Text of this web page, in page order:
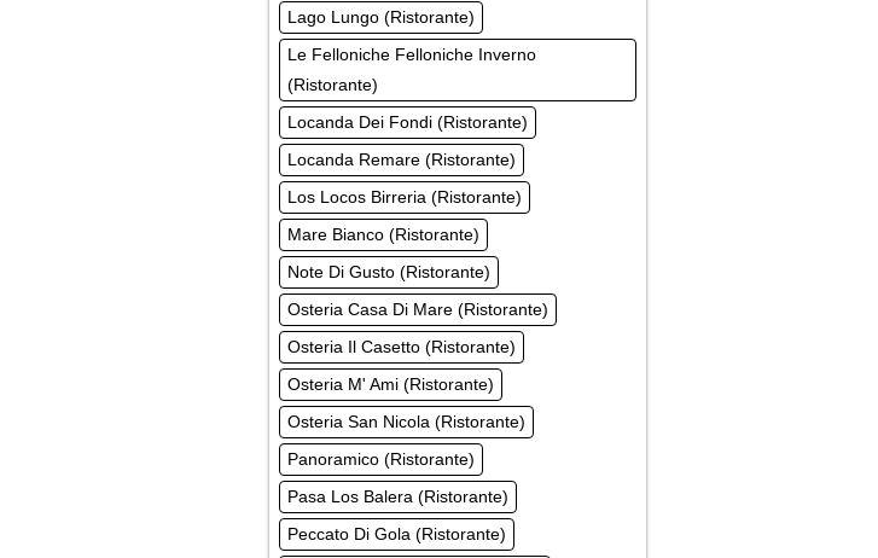
Lago Lungo (Ristorante)
Le Felloniche Felloniche Inverno
(Ristorante)
Locanda Dei Fondi (Ristorante)
Locanda Remare (Ristorante)
Los Locos Birreria (Ristorante)
Mare Bianco (Ristorante)
Note Di Gusto (Ristorante)
Osteria Casa Di Mare (Ristorante)
Osteria Il Casetto (Ristorante)
Osteria M' Ami (Ristorante)
Osteria San Nicola (Ristorante)
Panoramico (Ristorante)
Pasa Los Balera (Ristorante)
Peccato Di Gola (Ristorante)